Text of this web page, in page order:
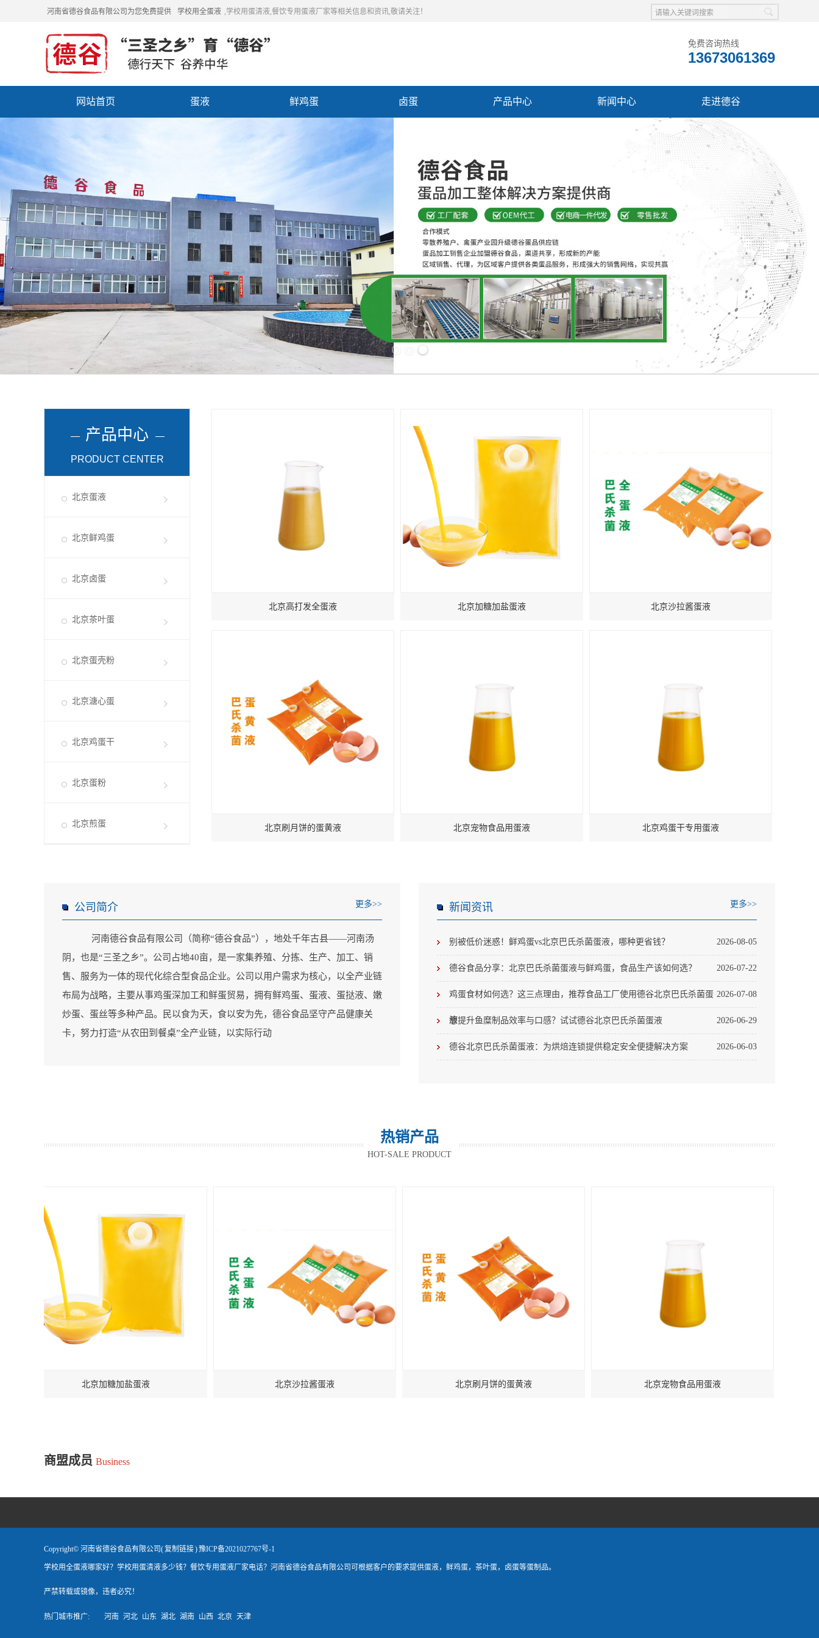
河南省德谷食品有限公司为您免费提供 学校用全蛋液 ,学校用蛋清液,餐饮专用蛋液厂家等相关信息和资讯,敬请关注！
免费咨询热线
13673061369
网站首页 蛋液 鲜鸡蛋 卤蛋 产品中心 新闻中心 走进德谷
产品中心
PRODUCT CENTER
北京蛋液
北京鲜鸡蛋
北京卤蛋
北京茶叶蛋
北京蛋壳粉
北京溏心蛋
北京鸡蛋干
北京蛋粉
北京煎蛋
北京高打发全蛋液 北京加糖加盐蛋液 北京沙拉酱蛋液
北京刷月饼的蛋黄液 北京宠物食品用蛋液 北京鸡蛋干专用蛋液
公司简介 更多>>
河南德谷食品有限公司（简称“德谷食品”），地处千年古县——河南汤
阴，也是“三圣之乡”。公司占地40亩，是一家集养殖、分拣、生产、加工、销
售、服务为一体的现代化综合型食品企业。公司以用户需求为核心，以全产业链
布局为战略，主要从事鸡蛋深加工和鲜蛋贸易，拥有鲜鸡蛋、蛋液、蛋挞液、嫩
炒蛋、蛋丝等多种产品。民以食为天，食以安为先，德谷食品坚守产品健康关
卡，努力打造“从农田到餐桌”全产业链，以实际行动
新闻资讯 更多>>
2026-08-05
别被低价迷惑！鲜鸡蛋vs北京巴氏杀菌蛋液，哪种更省钱？
2026-07-22
德谷食品分享：北京巴氏杀菌蛋液与鲜鸡蛋，食品生产该如何选？
2026-07-08
鸡蛋食材如何选？这三点理由，推荐食品工厂使用德谷北京巴氏杀菌蛋
液 2026-06-29
想提升鱼糜制品效率与口感？试试德谷北京巴氏杀菌蛋液
2026-06-03
德谷北京巴氏杀菌蛋液：为烘焙连锁提供稳定安全便捷解决方案
热销产品
HOT-SALE PRODUCT
北京加糖加盐蛋液 北京沙拉酱蛋液 北京刷月饼的蛋黄液 北京宠物食品用蛋液
商盟成员 Business
Copyright© 河南省德谷食品有限公司(复制链接)豫ICP备2021027767号-1
学校用全蛋液哪家好？学校用蛋清液多少钱？餐饮专用蛋液厂家电话？河南省德谷食品有限公司可根据客户的要求提供蛋液，鲜鸡蛋，茶叶蛋，卤蛋等蛋制品。
严禁转载或镜像，违者必究！
热门城市推广: 河南 河北 山东 湖北 湖南 山西 北京 天津